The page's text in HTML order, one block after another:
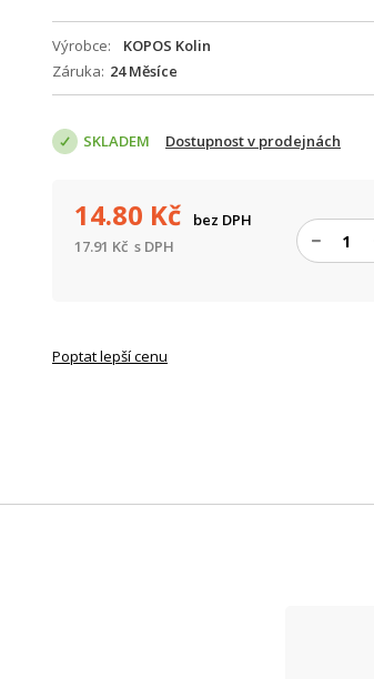
Výrobce KOPOS Kolin
Záruka 24 Měsíce
SKLADEM Dostupnost v prodejnách
14.80 Kč
bez DPH
17.91 Kč s DPH
Poptat lepší cenu